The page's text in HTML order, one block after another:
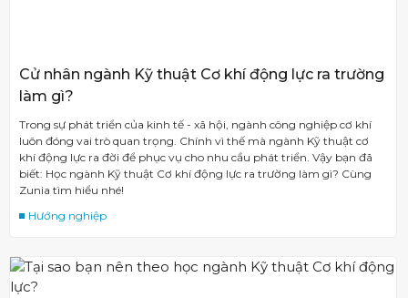
Cử nhân ngành Kỹ thuật Cơ khí động lực ra trường
làm gì?
Trong sự phát triển của kinh tế - xã hội, ngành công nghiệp cơ khí
luôn đóng vai trò quan trọng. Chính vì thế mà ngành Kỹ thuật cơ
khí động lực ra đời để phục vụ cho nhu cầu phát triển. Vậy bạn đã
biết: Học ngành Kỹ thuật Cơ khí động lực ra trường làm gì? Cùng
Zunia tìm hiểu nhé!
Hướng nghiệp